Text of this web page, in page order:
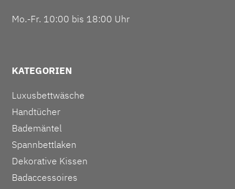
Mo.-Fr. 10:00 bis 18:00 Uhr
KATEGORIEN
Luxusbettwäsche
Handtücher
Bademäntel
Spannbettlaken
Dekorative Kissen
Badaccessoires